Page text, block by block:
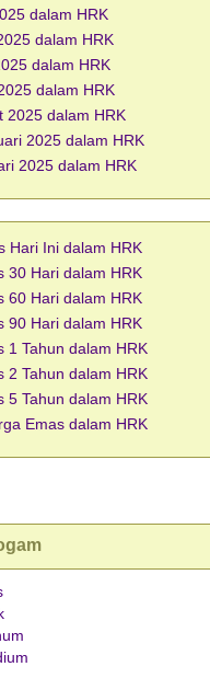
dalam HRK
dalam HRK
dalam HRK
dalam HRK
2025 dalam HRK
2025 dalam HRK
2025 dalam HRK
Hari Ini dalam HRK
30 Hari dalam HRK
60 Hari dalam HRK
90 Hari dalam HRK
1 Tahun dalam HRK
2 Tahun dalam HRK
5 Tahun dalam HRK
Emas dalam HRK